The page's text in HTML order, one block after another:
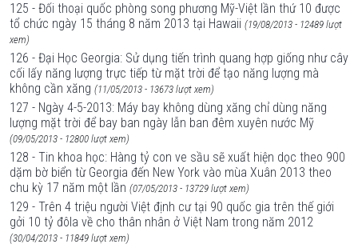
125 - Đối thoại quốc phòng song phương Mỹ-Việt lần thứ 10 được
tổ chức ngày 15 tháng 8 năm 2013 tại Hawaii (19/08/2013 - 12489 lượt
xem)
126 - Đại Học Georgia: Sử dụng tiến trình quang hợp giống như cây
cối lấy năng lượng trực tiếp từ mặt trời để tạo năng lượng mà
không cần xăng (11/05/2013 - 13673 lượt xem)
127 - Ngày 4-5-2013: Máy bay không dùng xăng chỉ dùng năng
lượng mặt trời để bay ban ngày lẫn ban đêm xuyên nước Mỹ
(09/05/2013 - 12800 lượt xem)
128 - Tin khoa học: Hàng tỷ con ve sầu sẽ xuất hiện dọc theo 900
dặm bờ biển từ Georgia đến New York vào mùa Xuân 2013 theo
chu kỳ 17 năm một lần (07/05/2013 - 13729 lượt xem)
129 - Trên 4 triệu người Việt định cư tại 90 quốc gia trên thế giới
gởi 10 tỷ đôla về cho thân nhân ở Việt Nam trong năm 2012
(30/04/2013 - 11849 lượt xem)